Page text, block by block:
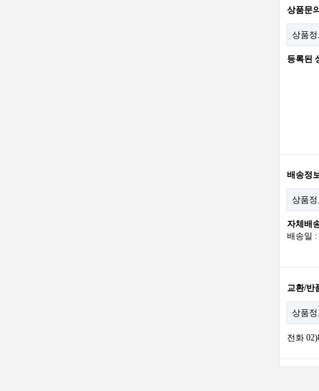
상품문
상품정
등록된
배송정
상품정
자체배
배송일 :
교환/반
상품정
전화